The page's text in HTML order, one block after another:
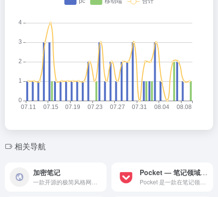
相关导航
加密笔记 Pocket — 笔记领域的专业 AI 工具